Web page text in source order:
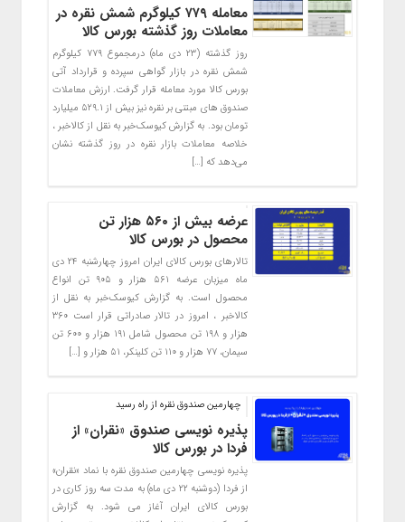
معامله ۷۷۹ کیلوگرم شمش نقره در
معاملات روز گذشته بورس کالا
روز گذشته (۲۳ دی ماه) درمجموع ۷۷۹ کیلوگرم
شمش نقره در بازار گواهی سپرده و قرارداد آتی
بورس کالا مورد معامله قرار گرفت. ارزش معاملات
صندوق های مبتنی بر نقره نیز بیش از ۵۲۹.۱ میلیارد
تومان بود. به گزارش کیوسک‌خبر به نقل از کالاخبر ،
خلاصه معاملات بازار نقره در روز گذشته نشان
می‌دهد که […]
عرضه بیش از ۵۶۰ هزار تن
محصول در بورس کالا
تالارهای بورس کالای ایران امروز چهارشنبه ۲۴ دی
ماه میزبان عرضه ۵۶۱ هزار و ۹۰۵ تن انواع
محصول است. به گزارش کیوسک‌خبر به نقل از
کالاخبر ، امروز در تالار صادراتی قرار است ۳۶۰
هزار و ۱۹۸ تن محصول شامل ۱۹۱ هزار و ۶۰۰ تن
سیمان، ۷۷ هزار و ۱۱۰ تن کلینکر، ۵۱ هزار و […]
چهارمین صندوق نقره از راه رسید
پذیره نویسی صندوق «نقران» از
فردا در بورس کالا
پذیره‌ نویسی چهارمین صندوق نقره با نماد «نقران»
از فردا (دوشنبه ۲۲ دی ماه) به مدت سه روز کاری در
بورس کالای ایران آغاز می شود. به گزارش